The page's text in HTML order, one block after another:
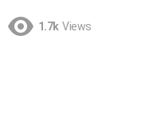
1.7k Views